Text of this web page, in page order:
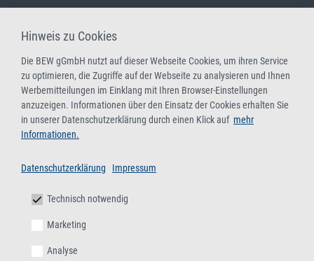
Hinweis zu Cookies
Die BEW gGmbH nutzt auf dieser Webseite Cookies, um ihren Service
zu optimieren, die Zugriffe auf der Webseite zu analysieren und Ihnen
Werbemitteilungen im Einklang mit Ihren Browser-Einstellungen
anzuzeigen. Informationen über den Einsatz der Cookies erhalten Sie
in unserer Datenschutzerklärung durch einen Klick auf mehr
Informationen.
Datenschutzerklärung Impressum
Technisch notwendig
Marketing
Analyse